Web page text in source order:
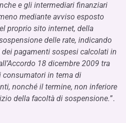
e gli intermediari finanziari
mediante avviso esposto
proprio sito internet, della
delle rate, indicando
pagamenti sospesi calcolati in
18 dicembre 2009 tra
consumatori in tema di
nonché il termine, non inferiore
della facoltà di sospensione.”.